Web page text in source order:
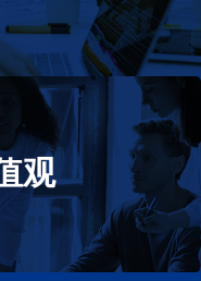
观
基石。集团上下以
共同奋斗。